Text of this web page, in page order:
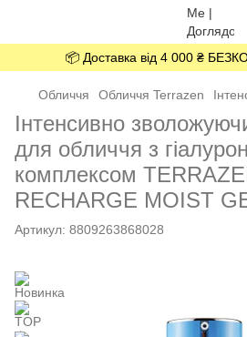
📦 Доставка від 4 000 ₴
Обличчя Обличчя Terrazen
Інтенсивно
для обличчя з
комплексом
RECHARGE MOIST
Артикул: 8809263868028